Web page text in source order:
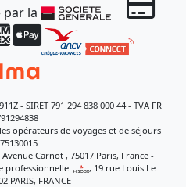
par la
- SIRET 791 294 838 000 44 - TVA FR
opérateurs de voyages et de séjours
Carnot , 75017 Paris, France -
professionnelle:
, 19 rue Louis Le
PARIS, FRANCE